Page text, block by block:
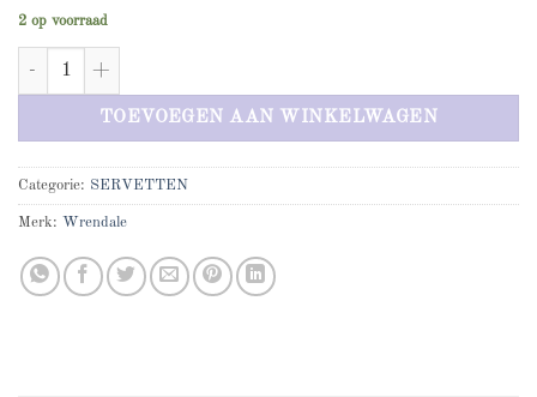
2 op voorraad
GARDEN FRIENDS SERVETTEN aantal
TOEVOEGEN AAN WINKELWAGEN
Categorie: SERVETTEN
Merk: Wrendale